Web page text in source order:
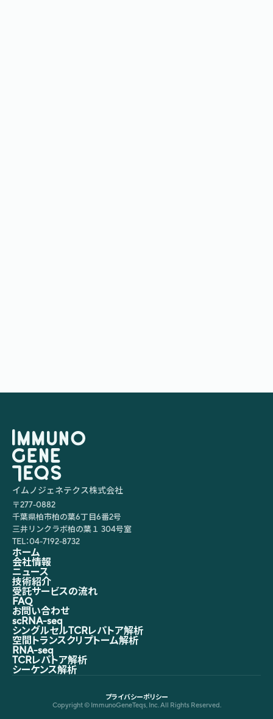
イムノジェネテクス株式会社
〒277-0882
千葉県柏市柏の葉6丁目6番2号
三井リンクラボ柏の葉１ 304号室
TEL：04-7192-8732
ホーム
会社情報
ニュース
技術紹介
受託サービスの流れ
FAQ
お問い合わせ
scRNA-seq
シングルセルTCRレパトア解析
空間トランスクリプトーム解析
RNA-seq
TCRレパトア解析
シーケンス解析
Copyright © ImmunoGeneTeqs, Inc. All Rights Reserved.
プライバシーポリシー